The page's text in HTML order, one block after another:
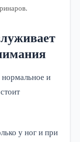
и
у ног и при